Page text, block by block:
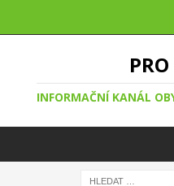
INFORMAČNÍ KANÁL